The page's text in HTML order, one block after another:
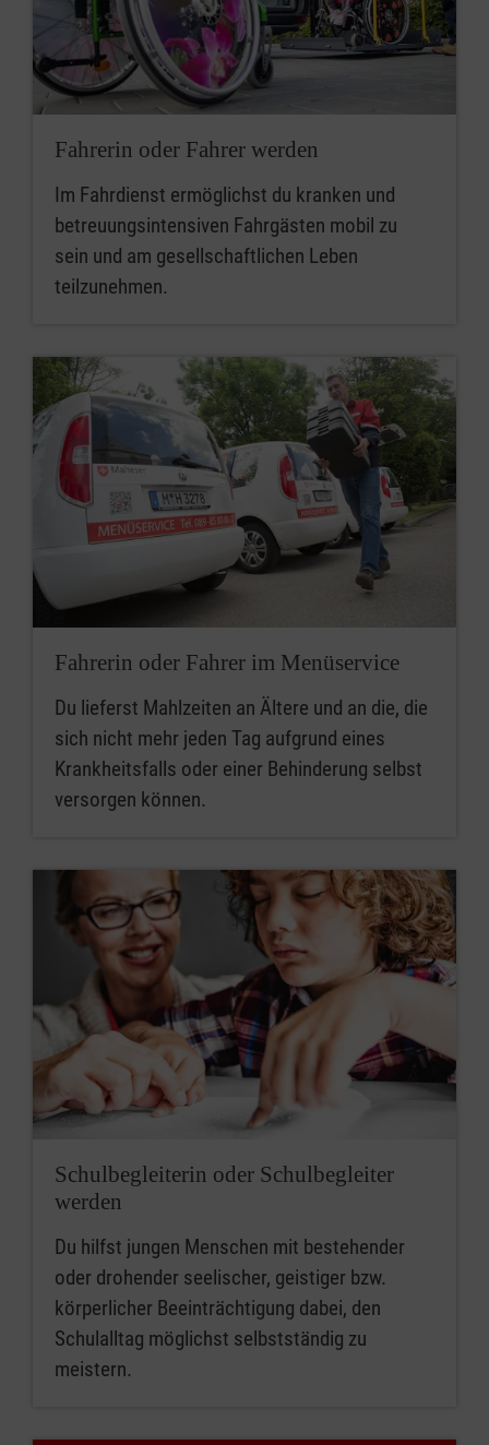
Fahrerin oder Fahrer werden
Im Fahrdienst ermöglichst du kranken und
betreuungsintensiven Fahrgästen mobil zu
sein und am gesellschaftlichen Leben
teilzunehmen.
Fahrerin oder Fahrer im Menüservice
Du lieferst Mahlzeiten an Ältere und an die, die
sich nicht mehr jeden Tag aufgrund eines
Krankheitsfalls oder einer Behinderung selbst
versorgen können.
Schulbegleiterin oder Schulbegleiter
werden
Du hilfst jungen Menschen mit bestehender
oder drohender seelischer, geistiger bzw.
körperlicher Beeinträchtigung dabei, den
Schulalltag möglichst selbstständig zu
meistern.